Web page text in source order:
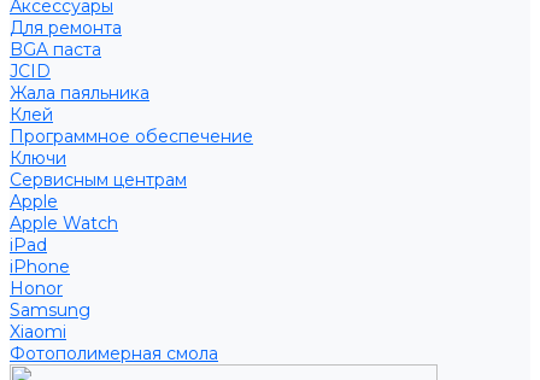
Аксессуары
Для ремонта
BGA паста
JCID
Жала паяльника
Клей
Программное обеспечение
Ключи
Сервисным центрам
Apple
Apple Watch
iPad
iPhone
Honor
Samsung
Xiaomi
Фотополимерная смола